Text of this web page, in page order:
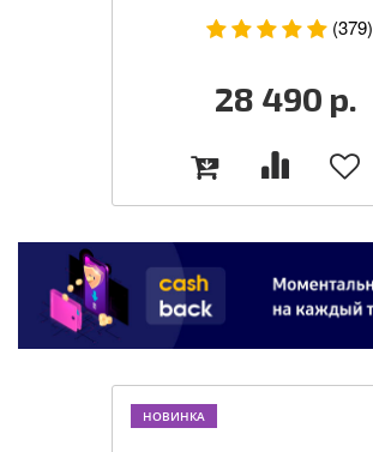
(379)
28 490 р.
НОВИНКА